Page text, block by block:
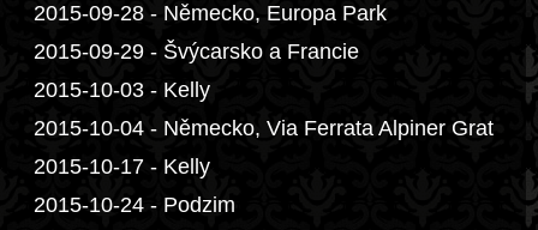
2015-09-28 - Německo, Europa Park
2015-09-29 - Švýcarsko a Francie
2015-10-03 - Kelly
2015-10-04 - Německo, Via Ferrata Alpiner Grat
2015-10-17 - Kelly
2015-10-24 - Podzim